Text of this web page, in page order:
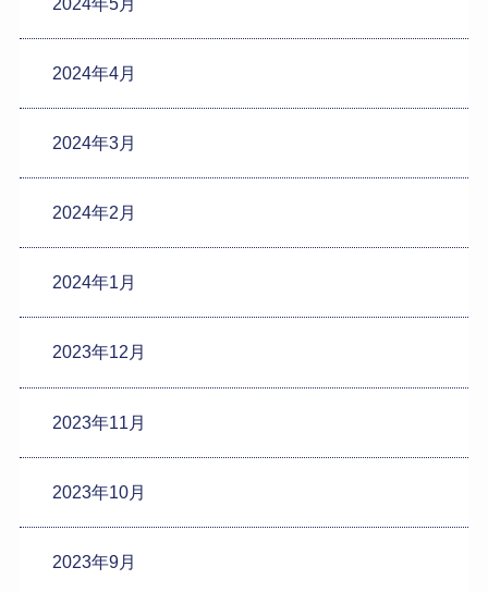
2024年4月
2024年3月
2024年2月
2024年1月
2023年12月
2023年11月
2023年10月
2023年9月